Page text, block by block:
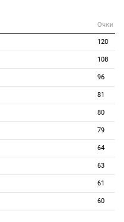
Очки
120
108
96
81
80
79
64
63
61
60